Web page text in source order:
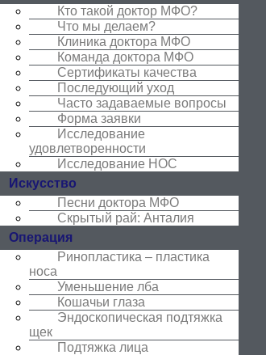
Кто такой доктор МФО?
Что мы делаем?
Клиника доктора МФО
Команда доктора МФО
Сертификаты качества
Последующий уход
Часто задаваемые вопросы
Форма заявки
Исследование
удовлетворенности
Исследование НОС
Искусство
Песни доктора МФО
Скрытый рай: Анталия
Операция
Ринопластика – пластика
носа
Уменьшение лба
Кошачьи глаза
Эндоскопическая подтяжка
щек
Подтяжка лица